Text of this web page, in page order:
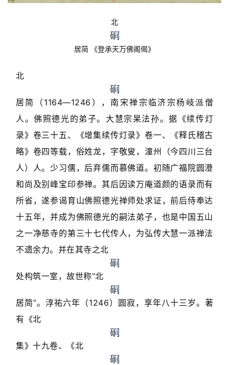
北
居简 《登承天万佛阁偈》
北
居简（1164—1246），南宋禅宗临济宗杨岐派僧
人。佛照德光的弟子。大慧宗杲法孙。据《续传灯
录》卷三十五、《增集续传灯录》卷一、《释氏稽古
略》卷四等载，俗姓龙，字敬叟，潼州（今四川三台
人）人。少习儒，后弃儒而慕佛道。初随广福院圆澄
和尚及别峰宝印参禅。其后因读万庵道颜的语录而有
所省，遂参谒育山佛照德光禅师处求证，前后侍奉达
十五年，并成为佛照德光的嗣法弟子，也是中国五山
之一净慈寺的第三十七代传人，为弘传大慧一派禅法
不遗余力。并在其寺之北
处构筑一室，故世称“北
居简”。淳祐六年（1246）圆寂，享年八十三岁。著
有《北
集》十九卷、《北